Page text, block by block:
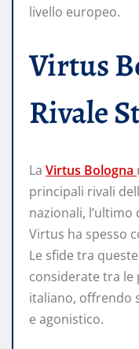
livello europeo.
Virtus
Rivale
La Virtus Bologna
principali rivali
nazionali, l’ultimo
Virtus ha spesso
Le sfide tra
considerate tra le
italiano, offrendo
e agonistico.